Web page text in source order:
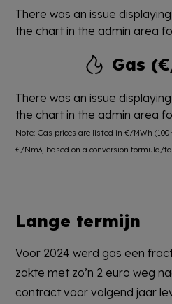
There was an issue
the chart in the admin area
Gas
There was an issue
the chart in the admin area
Note: Gas prices are listed in €/MWh
€/Nm3, based on a conversion formula/
Lange termijn
Voor 2024 werd gas een
zakte met zo’n 2 euro weg
contract voor volgend jaar